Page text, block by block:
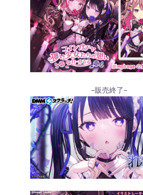
–販売終了–